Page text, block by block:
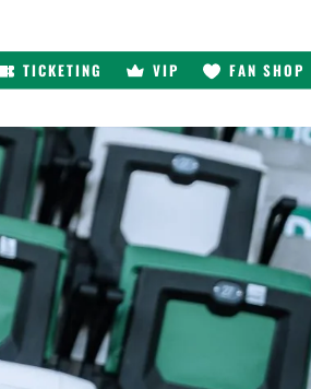
TICKETING VIP FAN SHOP